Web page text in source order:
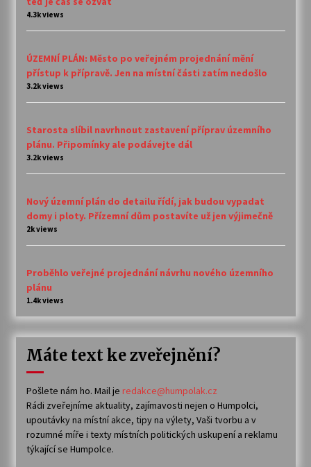
4.3k views
ÚZEMNÍ PLÁN: Město po veřejném projednání mění
přístup k přípravě. Jen na místní části zatím nedošlo
3.2k views
Starosta slíbil navrhnout zastavení příprav územního
plánu. Připomínky ale podávejte dál
3.2k views
Nový územní plán do detailu řídí, jak budou vypadat
domy i ploty. Přízemní dům postavíte už jen výjimečně
2k views
Proběhlo veřejné projednání návrhu nového územního
plánu
1.4k views
Máte text ke zveřejnění?
Pošlete nám ho. Mail je redakce@humpolak.cz
Rádi zveřejníme aktuality, zajímavosti nejen o Humpolci,
upoutávky na místní akce, tipy na výlety, Vaši tvorbu a v
rozumné míře i texty místních politických uskupení a reklamu
týkající se Humpolce.